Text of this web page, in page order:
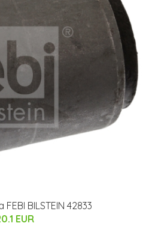
BILSTEIN 42833
EUR